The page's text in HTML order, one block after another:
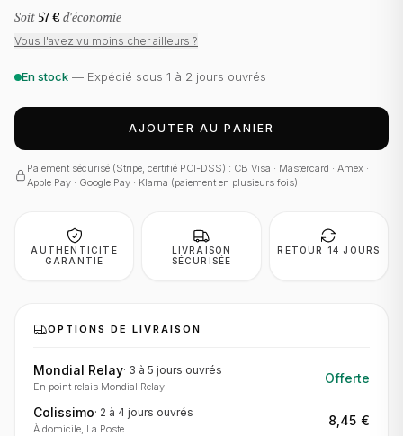
Soit57 € d'économie
Vous l'avez vu moins cher ailleurs ?
En stock — Expédié sous 1 à 2 jours ouvrés
AJOUTER AU PANIER
Paiement sécurisé (Stripe, certifié PCI-DSS) : CB Visa · Mastercard · Amex ·
Apple Pay · Google Pay · Klarna (paiement en plusieurs fois)
AUTHENTICITÉ
GARANTIE
LIVRAISON
SÉCURISÉE
RETOUR 14 JOURS
OPTIONS DE LIVRAISON
Mondial Relay· 3 à 5 jours ouvrés
En point relais Mondial Relay
Offerte
Colissimo· 2 à 4 jours ouvrés
À domicile, La Poste
8,45 €